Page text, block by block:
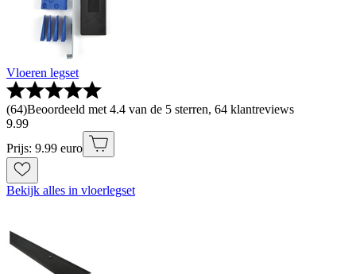
Vloeren legset
(64)Beoordeeld met 4.4 van de 5 sterren, 64 klantreviews
9.99
Prijs: 9.99 euro
Bekijk alles in vloerlegset